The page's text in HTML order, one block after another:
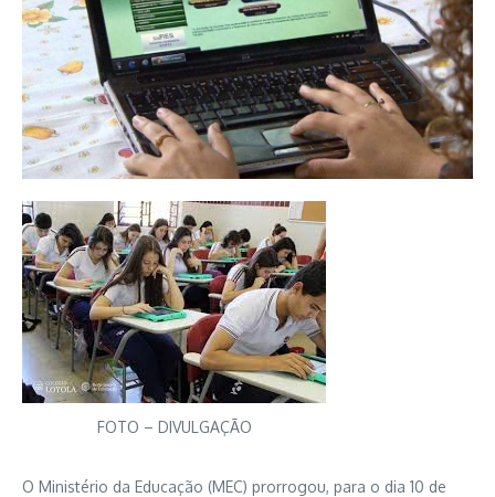
FOTO – DIVULGAÇÃO
O Ministério da Educação (MEC) prorrogou, para o dia 10 de